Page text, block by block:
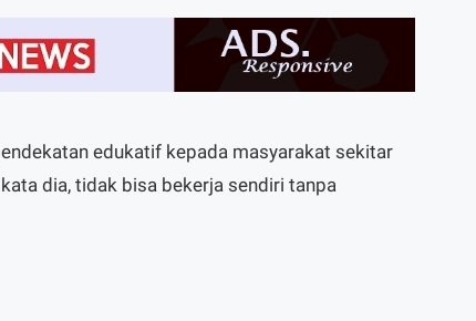
edukatif kepada masyarakat sekitar
dia, tidak bisa bekerja sendiri tanpa